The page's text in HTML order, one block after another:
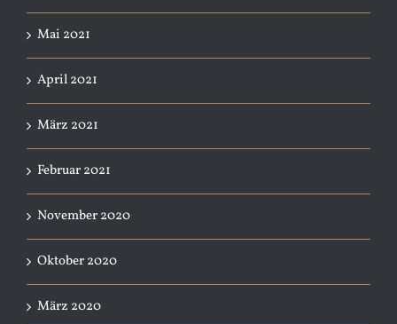
Mai 2021
April 2021
März 2021
Februar 2021
November 2020
Oktober 2020
März 2020